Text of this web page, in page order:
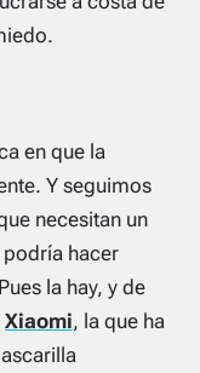
en que la
Y seguimos
necesitan un
hacer
la hay, y de
Xiaomi, la que ha